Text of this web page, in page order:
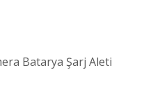
Batarya Şarj Aleti